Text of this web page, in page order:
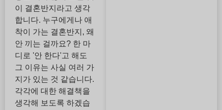
이 결혼반지라고 생각
합니다. 누구에게나 애
착이 가는 결혼반지, 왜
안 끼는 걸까요? 한 마
디로 '안 한다'고 해도
그 이유는 사실 여러 가
지가 있는 것 같습니다.
각각에 대한 해결책을
생각해 보도록 하겠습